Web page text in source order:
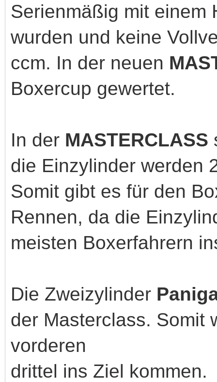
Serienmäßig mit einem
wurden und keine
ccm. In der neuen
Boxercup gewertet.
In der MASTERCLASS
die Einzylinder werden
Somit gibt es für den
Rennen, da die
meisten Boxerfahrern
Die Zweizylinder
der Masterclass. Somit
vorderen
drittel ins Ziel kommen.